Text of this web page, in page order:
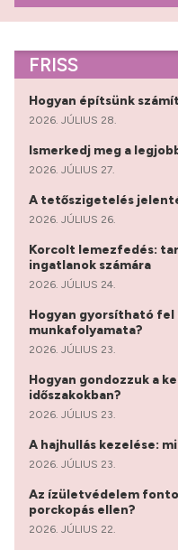
FRISS
Hogyan építsünk
2026. JÚLIUS 28.
Ismerkedj meg a
2026. JÚLIUS 27.
A tetőszigetelés
2026. JÚLIUS 26.
Korcolt lemezfedés:
ingatlanok számára
2026. JÚLIUS 24.
Hogyan gyorsítható
munkafolyamata?
2026. JÚLIUS 23.
Hogyan gondozzuk a
időszakokban?
2026. JÚLIUS 23.
A hajhullás kezelése:
2026. JÚLIUS 23.
Az ízületvédelem
porckopás ellen?
2026. JÚLIUS 22.